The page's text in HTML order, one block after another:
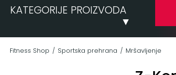
KATEGORIJE PROIZVODA
▼
Fitness Shop / Sportska prehrana / Mršavljenje